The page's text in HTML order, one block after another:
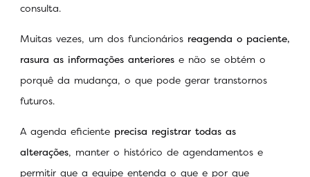
consulta.
Muitas vezes, um dos funcionários reagenda o paciente,
rasura as informações anteriores e não se obtém o
porquê da mudança, o que pode gerar transtornos
futuros.
A agenda eficiente precisa registrar todas as
alterações, manter o histórico de agendamentos e
permitir que a equipe entenda o que e por que